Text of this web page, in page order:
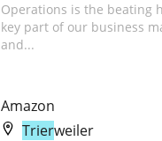
Operations is the beating
key part of our business
and...
Amazon
Trierweiler